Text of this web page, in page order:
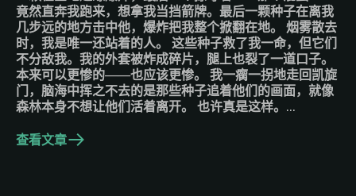
竟然直奔我跑来，想拿我当挡箭牌。最后一颗种子在离我
几步远的地方击中他，爆炸把我整个掀翻在地。 烟雾散去
时，我是唯一还站着的人。 这些种子救了我一命，但它们
不分敌我。我的外套被炸成碎片，腿上也裂了一道口子。
本来可以更惨的——也应该更惨。 我一瘸一拐地走回凯旋
门，脑海中挥之不去的是那些种子追着他们的画面，就像
森林本身不想让他们活着离开。 也许真是这样。…
查看文章